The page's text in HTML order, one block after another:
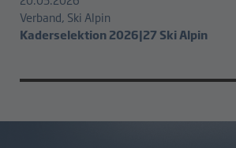
Verband, Ski Alpin
Kaderselektion 2026|27 Ski Alpin